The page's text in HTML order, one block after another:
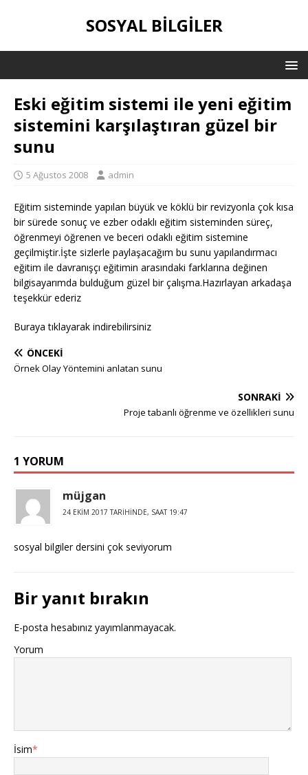
SOSYAL BILGILER
Eski eğitim sistemi ile yeni eğitim
sistemini karşılaştıran güzel bir
sunu
5 Ağustos 2008 admin
Eğitim sisteminde yapılan büyük ve köklü bir revizyonla çok kısa
bir sürede sonuç ve ezber odaklı eğitim sisteminden süreç,
öğrenmeyi öğrenen ve beceri odaklı eğitim sistemine
geçilmiştir.İşte sizlerle paylaşacağım bu sunu yapılandırmacı
eğitim ile davranışçı eğitimin arasındaki farklarına değinen
bilgisayarımda bulduğum güzel bir çalışma.Hazırlayan arkadaşa
teşekkür ederiz
Buraya tıklayarak indirebilirsiniz
ÖNCEKI
Örnek Olay Yöntemini anlatan sunu
SONRAKI
Proje tabanlı öğrenme ve özellikleri sunu
1 YORUM
müjgan
24 EKIM 2017 TARIHINDE, SAAT 19:47
sosyal bilgiler dersini çok seviyorum
Bir yanıt bırakın
E-posta hesabınız yayımlanmayacak.
Yorum
İsim*